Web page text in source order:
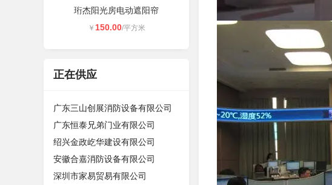
珩杰阳光房电动遮阳帘
￥ 150.00/平方米
正在供应
广东三山创展消防设备有限公司
广东恒泰兄弟门业有限公司
绍兴金政屹华建设有限公司
安徽合嘉消防设备有限公司
深圳市家易贸易有限公司